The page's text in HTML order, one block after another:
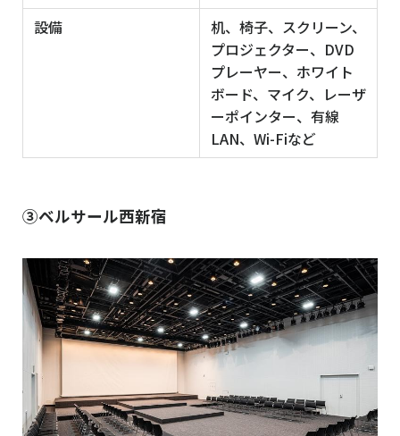
設備
机、椅子、スクリーン、
プロジェクター、DVD
プレーヤー、ホワイト
ボード、マイク、レーザ
ーポインター、有線
LAN、Wi-Fiなど
③ベルサール西新宿